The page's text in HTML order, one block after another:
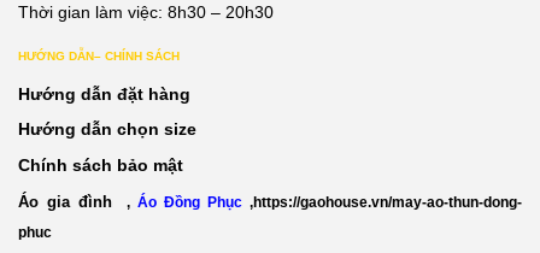
Thời gian làm việc: 8h30 – 20h30
HƯỚNG DẪN– CHÍNH SÁCH
Hướng dẫn đặt hàng
Hướng dẫn chọn size
Chính sách bảo mật
Áo gia đình , Áo Đồng Phục ,https://gaohouse.vn/may-ao-thun-dong-
phuc